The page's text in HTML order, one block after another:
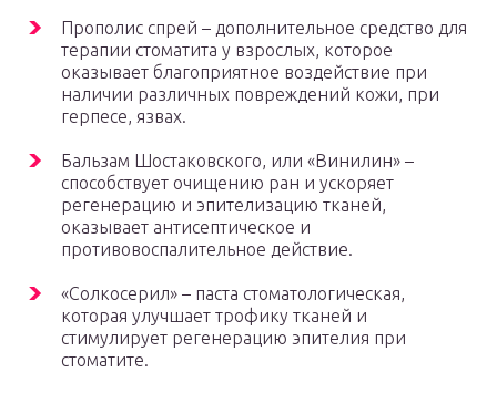
Прополис спрей – дополнительное средство для
терапии стоматита у взрослых, которое
оказывает благоприятное воздействие при
наличии различных повреждений кожи, при
герпесе, язвах.
Бальзам Шостаковского, или «Винилин» –
способствует очищению ран и ускоряет
регенерацию и эпителизацию тканей,
оказывает антисептическое и
противовоспалительное действие.
«Солкосерил» – паста стоматологическая,
которая улучшает трофику тканей и
стимулирует регенерацию эпителия при
стоматите.